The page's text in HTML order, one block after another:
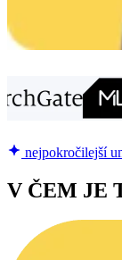
nejpokročilejší
V ČEM JE